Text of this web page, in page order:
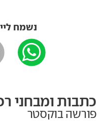
נשמח
כתבות ומבחני
פורשה בוקסטר